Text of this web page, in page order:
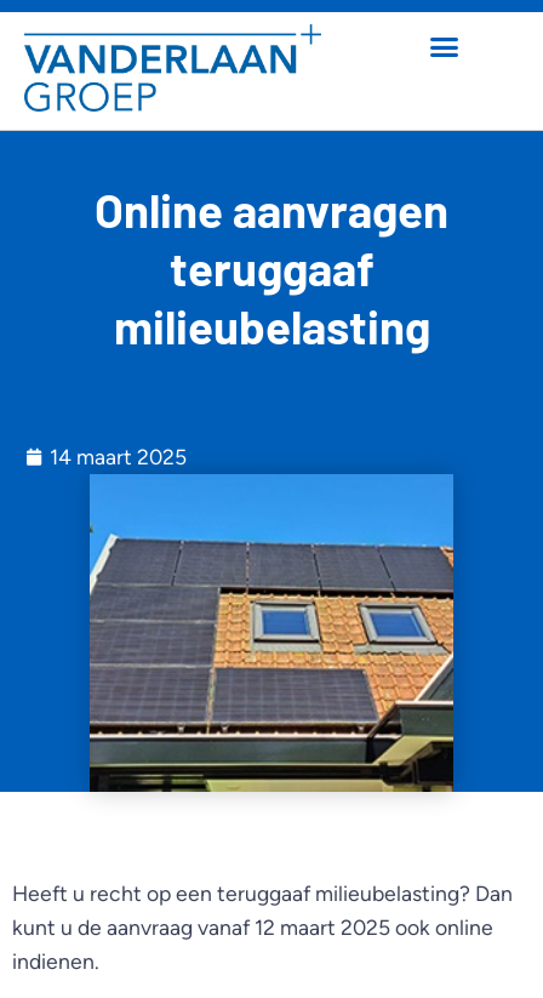
Online aanvragen
teruggaaf
milieubelasting
14 maart 2025
Heeft u recht op een teruggaaf milieubelasting? Dan
kunt u de aanvraag vanaf 12 maart 2025 ook online
indienen.